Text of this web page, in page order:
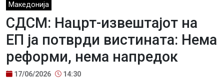
Македонија
СДСМ: Нацрт-извештајот на
ЕП ја потврди вистината: Нема
реформи, нема напредок
17/06/2026 14:30